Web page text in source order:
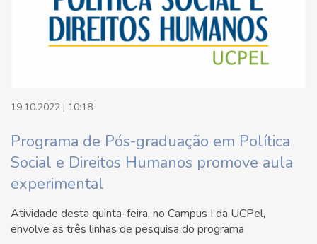
19.10.2022 | 10:18
Programa de Pós-graduação em Política
Social e Direitos Humanos promove aula
experimental
Atividade desta quinta-feira, no Campus I da UCPel,
envolve as três linhas de pesquisa do programa